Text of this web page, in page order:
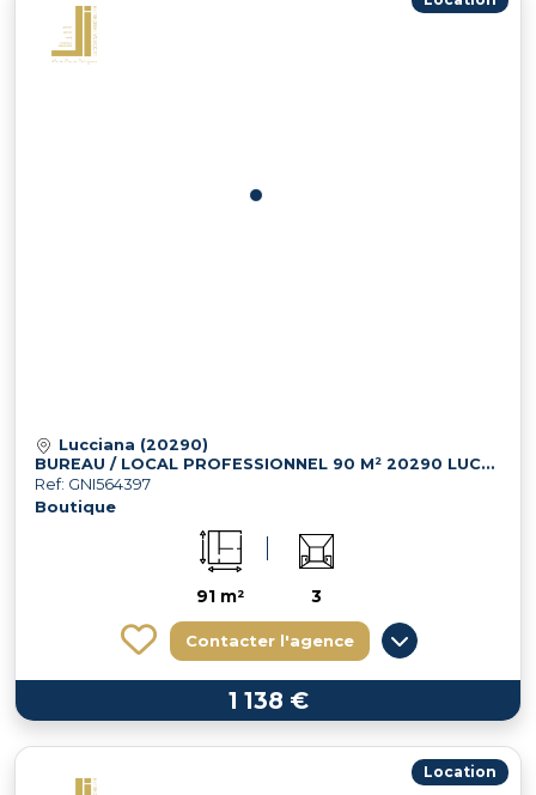
Lucciana (20290)
BUREAU / LOCAL PROFESSIONNEL 90 M² 20290 LUCCIANA
Ref: GNI564397
Boutique
91 m² 3
Contacter l'agence
1 138 €
Location